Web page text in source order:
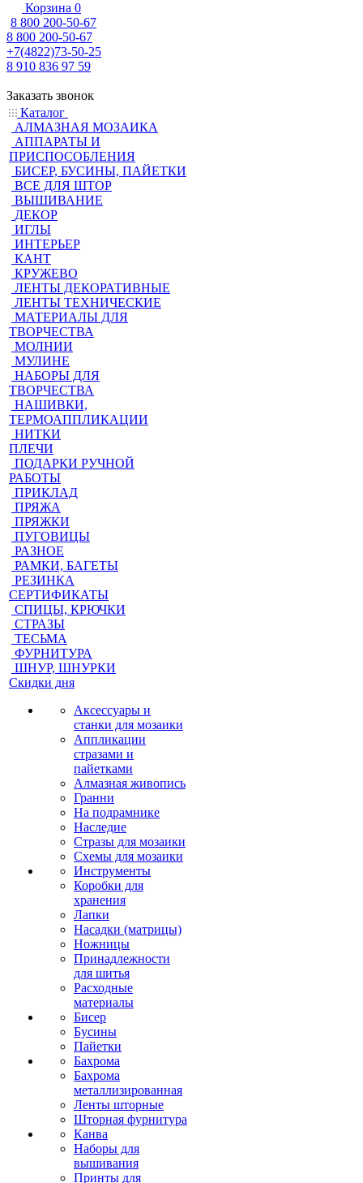
Корзина 0
8 800 200-50-67
8 800 200-50-67
+7(4822)73-50-25
8 910 836 97 59
Заказать звонок
Каталог
АЛМАЗНАЯ МОЗАИКА
АППАРАТЫ И
ПРИСПОСОБЛЕНИЯ
БИСЕР, БУСИНЫ, ПАЙЕТКИ
ВСЕ ДЛЯ ШТОР
ВЫШИВАНИЕ
ДЕКОР
ИГЛЫ
ИНТЕРЬЕР
КАНТ
КРУЖЕВО
ЛЕНТЫ ДЕКОРАТИВНЫЕ
ЛЕНТЫ ТЕХНИЧЕСКИЕ
МАТЕРИАЛЫ ДЛЯ
ТВОРЧЕСТВА
МОЛНИИ
МУЛИНЕ
НАБОРЫ ДЛЯ
ТВОРЧЕСТВА
НАШИВКИ,
ТЕРМОАППЛИКАЦИИ
НИТКИ
ПЛЕЧИ
ПОДАРКИ РУЧНОЙ
РАБОТЫ
ПРИКЛАД
ПРЯЖА
ПРЯЖКИ
ПУГОВИЦЫ
РАЗНОЕ
РАМКИ, БАГЕТЫ
РЕЗИНКА
СЕРТИФИКАТЫ
СПИЦЫ, КРЮЧКИ
СТРАЗЫ
ТЕСЬМА
ФУРНИТУРА
ШНУР, ШНУРКИ
Скидки дня
Аксессуары и
станки для мозаики
Аппликации
стразами и
пайетками
Алмазная живопись
Гранни
На подрамнике
Наследие
Стразы для мозаики
Схемы для мозаики
Инструменты
Коробки для
хранения
Лапки
Насадки (матрицы)
Ножницы
Принадлежности
для шитья
Расходные
материалы
Бисер
Бусины
Пайетки
Бахрома
Бахрома
металлизированная
Ленты шторные
Шторная фурнитура
Канва
Наборы для
вышивания
Принты для